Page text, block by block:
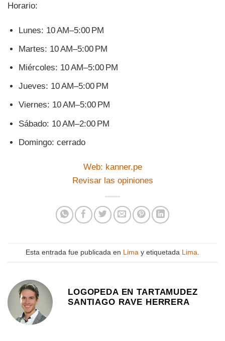
Horario:
Lunes: 10 AM–5:00 PM
Martes: 10 AM–5:00 PM
Miércoles: 10 AM–5:00 PM
Jueves: 10 AM–5:00 PM
Viernes: 10 AM–5:00 PM
Sábado: 10 AM–2:00 PM
Domingo: cerrado
Web: kanner.pe
Revisar las opiniones
Esta entrada fue publicada en Lima y etiquetada Lima
LOGOPEDA EN TARTAMUDEZ
SANTIAGO RAVE HERRERA